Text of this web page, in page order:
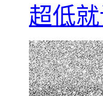
超低